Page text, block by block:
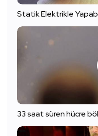
Statik Elektrikle
33 saat süren hücre